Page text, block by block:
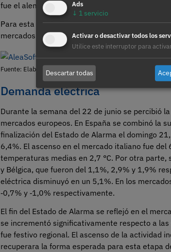
fue el alemán con una bajada del 13% en
Para esta semanalas previsiones de
mercados analizados enAleaSoftexcepto en
Fuente: Elaborado por AleaSoft con datos de ENTSO-E, RTE,
Demanda eléctrica
Durante la semana del 22 de junio se percibió
mercados europeos. En España se combinó la
finalización del Estado de Alarma el domingo
6,4%. El ascenso en el mercado italiano fue
temperaturas medias en 2,7 °C. Por otra
y Bélgica, que fueron del 1,1%, 2,9% y 1,9%
eléctrica disminuyó en un 5,1%. En los
‑0,7% y ‑1,0% respectivamente.
El fin del Estado de Alarma se reflejó en el
se incrementó significativamente respecto a
fue festivo regional. El ascenso de la actividad
recuperara la forma esperada para esta etapa
Ads
↓ 1 servicio
Activar o desactivar todos los
Utilice este interruptor para
Descartar todas